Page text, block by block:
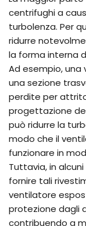
centrifughi a
turbolenza. Per
ridurre
la forma interna
Ad esempio,
una sezione
perdite per
progettazione
può ridurre la
modo che il
funzionare in
Tuttavia, in
fornire tali
ventilatore
protezione dagli
contribuendo a